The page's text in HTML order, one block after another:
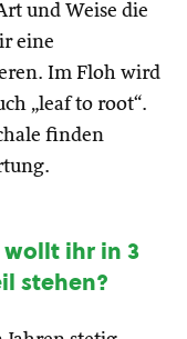
und Weise die
eine
Im Floh wird
„leaf to root“.
finden
ihr in 3
stehen?